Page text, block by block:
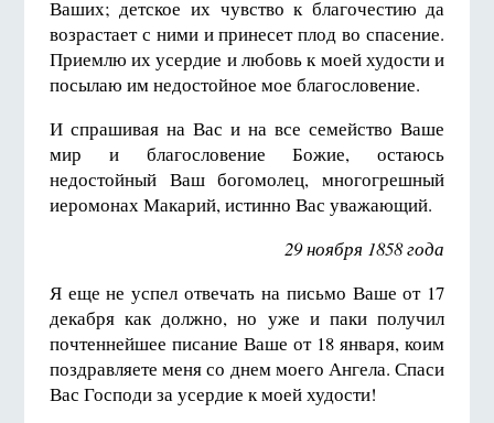
Ваших; детское их чувство к благочестию да
возрастает с ними и принесет плод во спасение.
Приемлю их усердие и любовь к моей худости и
посылаю им недостойное мое благословение.
И спрашивая на Вас и на все семейство Ваше
мир и благословение Божие, остаюсь
недостойный Ваш богомолец, многогрешный
иеромонах Макарий, истинно Вас уважающий.
29 ноября 1858 года
Я еще не успел отвечать на письмо Ваше от 17
декабря как должно, но уже и паки получил
почтеннейшее писание Ваше от 18 января, коим
поздравляете меня со днем моего Ангела. Спаси
Вас Господи за усердие к моей худости!